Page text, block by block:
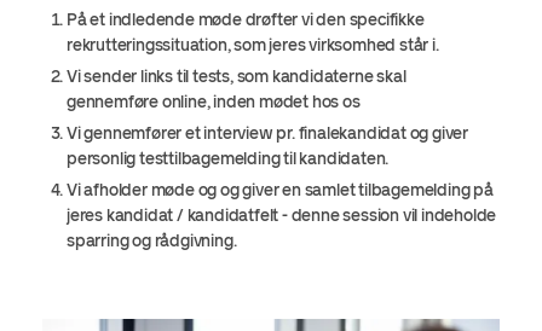
På et indledende møde drøfter vi den specifikke
rekrutteringssituation, som jeres virksomhed står i.
Vi sender links til tests, som kandidaterne skal
gennemføre online, inden mødet hos os
Vi gennemfører et interview pr. finalekandidat og giver
personlig testtilbagemelding til kandidaten.
Vi afholder møde og og giver en samlet tilbagemelding på
jeres kandidat / kandidatfelt - denne session vil indeholde
sparring og rådgivning.